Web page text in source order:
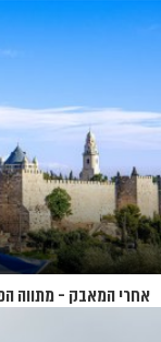
הקרוזים
אחרי המאבק - מתווה